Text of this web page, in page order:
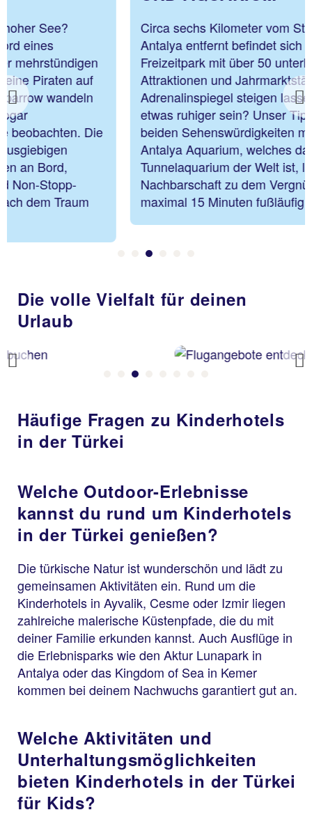
Previous
Circa sechs Kilometer vom Stadtzentrum von
Antalya entfernt befindet sich der kirmesähnliche
Freizeitpark mit über 50 unterhaltsamen
Attraktionen und Jahrmarktständen, die den
Adrenalinspiegel steigen lassen. Es soll lieber
etwas ruhiger sein? Unser Tipp: Kombiniere die
beiden Sehenswürdigkeiten miteinander. Das
Antalya Aquarium, welches das größte
Tunnelaquarium der Welt ist, liegt quasi in direkter
Nachbarschaft zu dem Vergnügungspark und ist in
maximal 15 Minuten fußläufig schnell erreichbar.
Die volle Vielfalt für deinen
Urlaub
Previous
Häufige Fragen zu Kinderhotels
in der Türkei
Welche Outdoor-Erlebnisse
kannst du rund um Kinderhotels
in der Türkei genießen?
Die türkische Natur ist wunderschön und lädt zu
gemeinsamen Aktivitäten ein. Rund um die
Kinderhotels in Ayvalik, Cesme oder Izmir liegen
zahlreiche malerische Küstenpfade, die du mit
deiner Familie erkunden kannst. Auch Ausflüge in
die Erlebnisparks wie den Aktur Lunapark in
Antalya oder das Kingdom of Sea in Kemer
kommen bei deinem Nachwuchs garantiert gut an.
Welche Aktivitäten und
Unterhaltungsmöglichkeiten
bieten Kinderhotels in der Türkei
für Kids?